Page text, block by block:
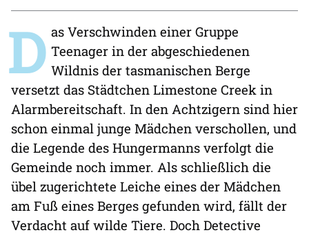
D as Verschwinden einer Gruppe
Teenager in der abgeschiedenen
Wildnis der tasmanischen Berge
versetzt das Städtchen Limestone Creek in
Alarmbereitschaft. In den Achtzigern sind hier
schon einmal junge Mädchen verschollen, und
die Legende des Hungermanns verfolgt die
Gemeinde noch immer. Als schließlich die
übel zugerichtete Leiche eines der Mädchen
am Fuß eines Berges gefunden wird, fällt der
Verdacht auf wilde Tiere. Doch Detective